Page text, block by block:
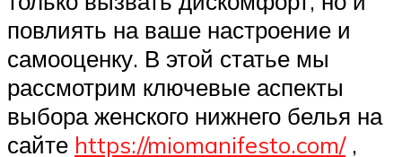
повлиять на ваше настроение и
самооценку. В этой статье мы
рассмотрим ключевые аспекты
выбора женского нижнего белья на
сайте https://miomanifesto.com/,